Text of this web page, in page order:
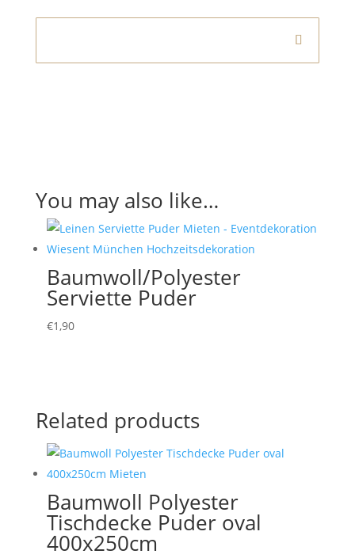
You may also like…
Baumwoll/Polyester
Serviette Puder
€1,90
Related products
Baumwoll Polyester
Tischdecke Puder oval
400x250cm